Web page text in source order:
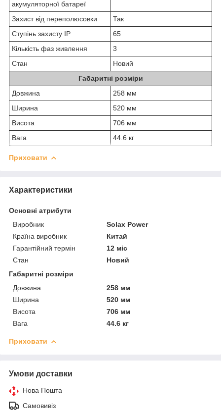
акумуляторної батареї
Захист від переполюсовки
Так
Ступінь захисту IP
65
Кількість фаз живлення
3
Стан
Новий
Габаритні розміри
Довжина
258 мм
Ширина
520 мм
Висота
706 мм
Вага
44.6 кг
Приховати
Характеристики
Основні атрибути
Виробник
Solax Power
Країна виробник
Китай
Гарантійний термін
12 міс
Стан
Новий
Габаритні розміри
Довжина
258 мм
Ширина
520 мм
Висота
706 мм
Вага
44.6 кг
Приховати
Умови доставки
Нова Пошта
Самовивіз